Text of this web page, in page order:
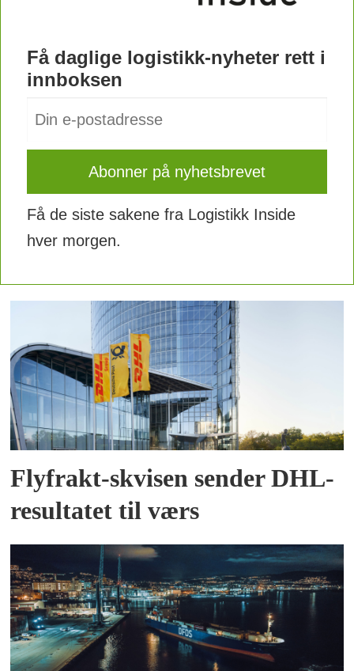
Få daglige logistikk-nyheter rett i
innboksen
Få de siste sakene fra Logistikk Inside
hver morgen.
Flyfrakt-skvisen sender DHL-
resultatet til værs